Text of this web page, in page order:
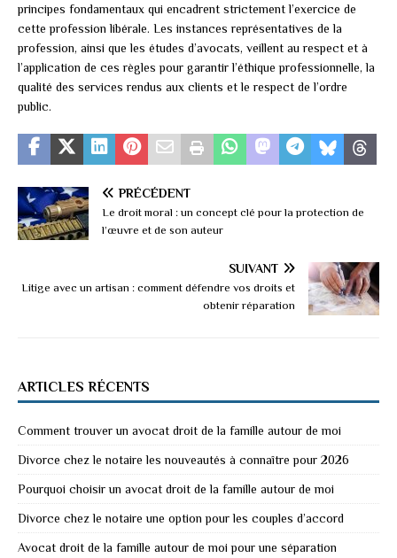
principes fondamentaux qui encadrent strictement l’exercice de
cette profession libérale. Les instances représentatives de la
profession, ainsi que les études d’avocats, veillent au respect et à
l’application de ces règles pour garantir l’éthique professionnelle, la
qualité des services rendus aux clients et le respect de l’ordre
public.
PRÉCÉDENT
Le droit moral : un concept clé pour la protection de
l’œuvre et de son auteur
SUIVANT
Litige avec un artisan : comment défendre vos droits et
obtenir réparation
ARTICLES RÉCENTS
Comment trouver un avocat droit de la famille autour de moi
Divorce chez le notaire les nouveautés à connaître pour 2026
Pourquoi choisir un avocat droit de la famille autour de moi
Divorce chez le notaire une option pour les couples d’accord
Avocat droit de la famille autour de moi pour une séparation